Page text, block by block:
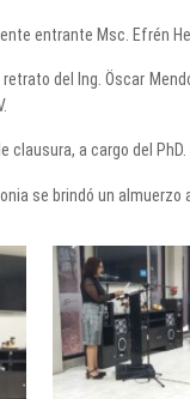
entrante Msc. Efrén
del Ing. Öscar
clausura, a cargo del
se brindó un